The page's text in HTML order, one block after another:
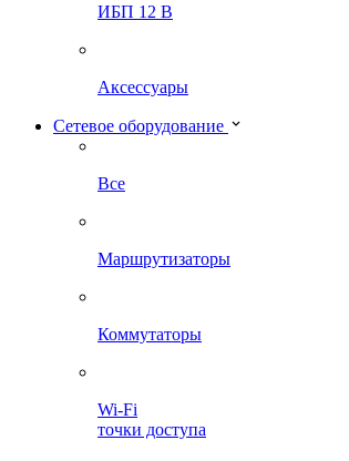
ИБП 12 В
Аксессуары
Сетевое оборудование
Все
Маршрутизаторы
Коммутаторы
Wi-Fi
точки доступа